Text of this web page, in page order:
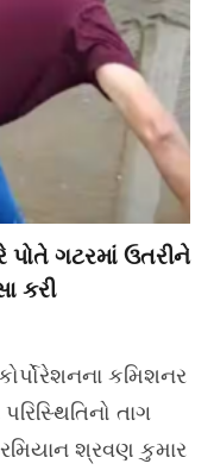
ગટરમાં ઉતરીને
કરી
કમિશનર
તાગ
શ્રવણ કુમાર